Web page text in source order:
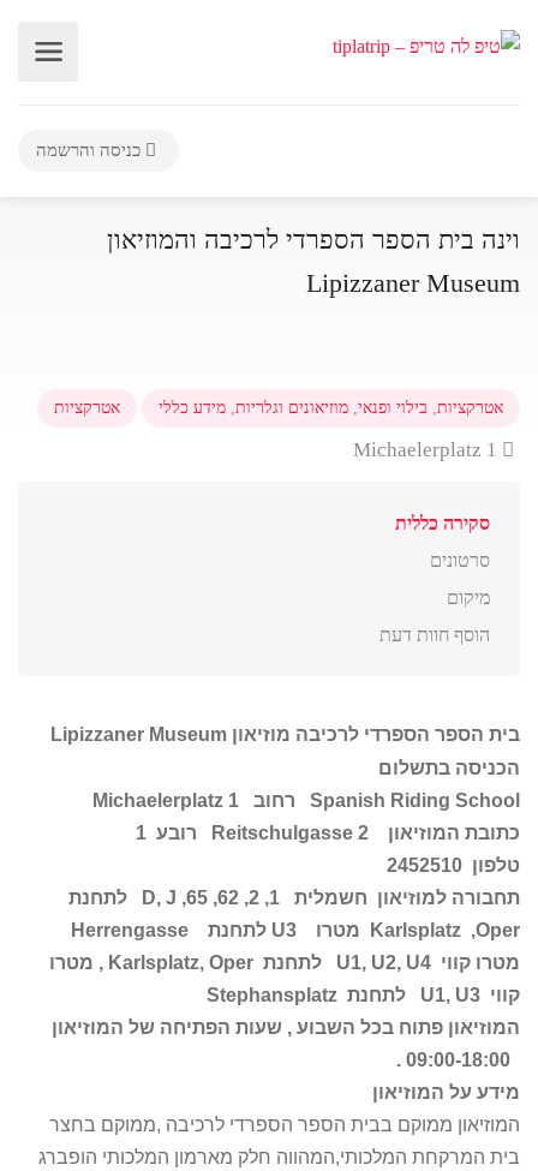
כניסה והרשמה
וינה בית הספר הספרדי לרכיבה והמוזיאון
Lipizzaner Museum
אטרקציות, בילוי ופנאי, מוזיאונים וגלריות, מידע כללי אטרקציות
סקירה כללית
סרטונים
מיקום
הוסף חוות דעת
בית הספר הספרדי לרכיבה מוזיאון Lipizzaner Museum
הכניסה בתשלום
Spanish Riding School רחוב Michaelerplatz 1
כתובת המוזיאון
Reitschulgasse 2
רובע 1
טלפון 2452510
תחבורה למוזיאון חשמלית 1, 2, 62, 65,
D, J
לתחנת
Karlsplatz ,Oper
מטרו U3 לתחנת
Herrengasse
מטרו קווי U1, U2, U4 לתחנת Karlsplatz, Oper , מטרו
קווי U1, U3 לתחנת Stephansplatz
המוזיאון פתוח בכל השבוע , שעות הפתיחה של המוזיאון
מידע על המוזיאון
המוזיאון ממוקם בבית הספר הספרדי לרכיבה ,ממוקם בחצר
בית המרקחת המלכותי,המהווה חלק מארמון המלכותי הופברג